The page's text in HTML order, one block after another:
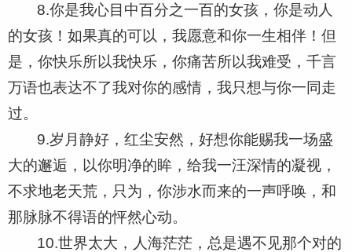
8.你是我心目中百分之一百的女孩，你是动人
的女孩！如果真的可以，我愿意和你一生相伴！但
是，你快乐所以我快乐，你痛苦所以我难受，千言
万语也表达不了我对你的感情，我只想与你一同走
过。
9.岁月静好，红尘安然，好想你能赐我一场盛
大的邂逅，以你明净的眸，给我一汪深情的凝视，
不求地老天荒，只为，你涉水而来的一声呼唤，和
那脉脉不得语的怦然心动。
10.世界太大，人海茫茫，总是遇不见那个对的